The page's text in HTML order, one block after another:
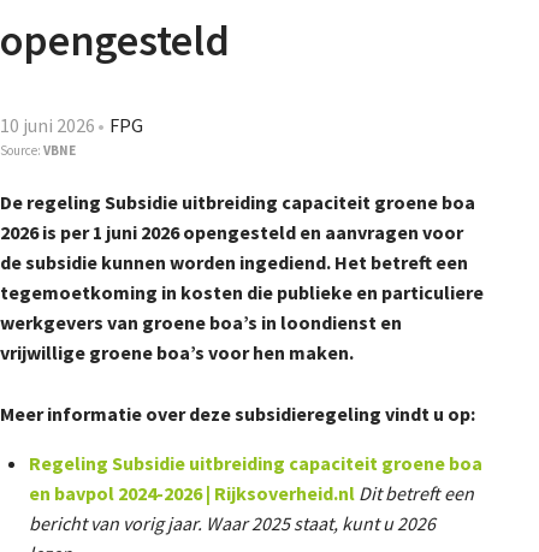
opengesteld
10 juni 2026 FPG
Source: VBNE
De regeling Subsidie uitbreiding capaciteit groene boa
2026 is per 1 juni 2026 opengesteld en aanvragen voor
de subsidie kunnen worden ingediend. Het betreft een
tegemoetkoming in kosten die publieke en particuliere
werkgevers van groene boa’s in loondienst en
vrijwillige groene boa’s voor hen maken.
Meer informatie over deze subsidieregeling vindt u op:
Regeling Subsidie uitbreiding capaciteit groene boa
en bavpol 2024-2026 | Rijksoverheid.nl Dit betreft een
bericht van vorig jaar. Waar 2025 staat, kunt u 2026
Provincies
Dossiers
De Landeigenaar
Contact